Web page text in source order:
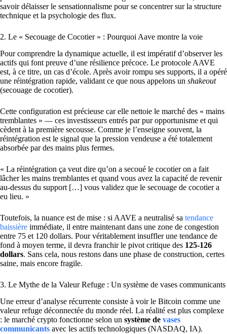
savoir délaisser le sensationnalisme pour se concentrer sur la structure
technique et la psychologie des flux.
2. Le « Secouage de Cocotier » : Pourquoi Aave montre la voie
Pour comprendre la dynamique actuelle, il est impératif d’observer les
actifs qui font preuve d’une résilience précoce. Le protocole AAVE
est, à ce titre, un cas d’école. Après avoir rompu ses supports, il a opéré
une réintégration rapide, validant ce que nous appelons un shakeout
(secouage de cocotier).
Cette configuration est précieuse car elle nettoie le marché des « mains
tremblantes » — ces investisseurs entrés par pur opportunisme et qui
cèdent à la première secousse. Comme je l’enseigne souvent, la
réintégration est le signal que la pression vendeuse a été totalement
absorbée par des mains plus fermes.
« La réintégration ça veut dire qu’on a secoué le cocotier on a fait
lâcher les mains tremblantes et quand vous avez la capacité de revenir
au-dessus du support […] vous validez que le secouage de cocotier a
eu lieu. »
Toutefois, la nuance est de mise : si AAVE a neutralisé sa tendance
baissière immédiate, il entre maintenant dans une zone de congestion
entre 75 et 120 dollars. Pour véritablement insuffler une tendance de
fond à moyen terme, il devra franchir le pivot critique des 125-126
dollars. Sans cela, nous restons dans une phase de construction, certes
saine, mais encore fragile.
3. Le Mythe de la Valeur Refuge : Un système de vases communicants
Une erreur d’analyse récurrente consiste à voir le Bitcoin comme une
valeur refuge déconnectée du monde réel. La réalité est plus complexe
: le marché crypto fonctionne selon un système de vases
communicants avec les actifs technologiques (NASDAQ, IA).